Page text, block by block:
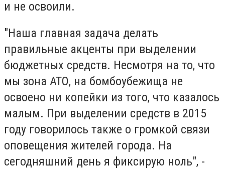
и не освоили.
"Наша главная задача делать
правильные акценты при выделении
бюджетных средств. Несмотря на то, что
мы зона АТО, на бомбоубежища не
освоено ни копейки из того, что казалось
малым. При выделении средств в 2015
году говорилось также о громкой связи
оповещения жителей города. На
сегодняшний день я фиксирую ноль", -